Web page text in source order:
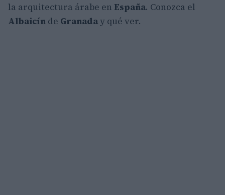
la arquitectura árabe en España. Conozca el
Albaicín de Granaday qué ver.